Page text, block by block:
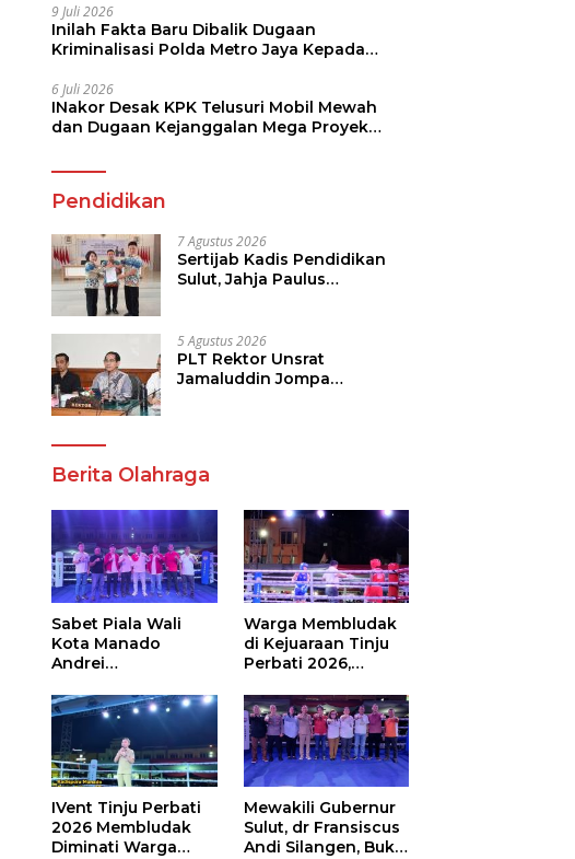
9 Juli 2026
Inilah Fakta Baru Dibalik Dugaan
Kriminalisasi Polda Metro Jaya Kepada
6 Juli 2026
INakor Desak KPK Telusuri Mobil Mewah
dan Dugaan Kejanggalan Mega Proyek
Pendidikan
7 Agustus 2026
Sertijab Kadis Pendidikan
Sulut, Jahja Paulus
Pendidikan
5 Agustus 2026
PLT Rektor Unsrat
Jamaluddin Jompa
Berita Olahraga
Sabet Piala Wali
Kota Manado
Andrei
Boxing Camp Juara
Umum Tinju Perbati
2026
Warga Membludak
di Kejuaraan Tinju
Perbati 2026,
Piala Wali Kota
IVent Tinju Perbati
2026 Membludak
Diminati Warga
Mewakili Gubernur
Sulut, dr Fransiscus
Andi Silangen, Buka